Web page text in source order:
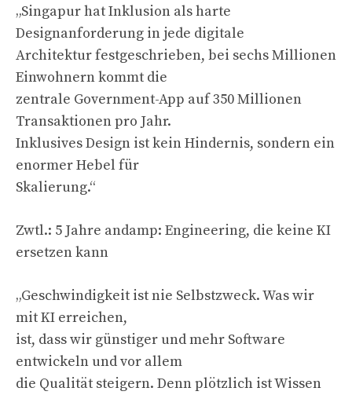
„Singapur hat Inklusion als harte
Designanforderung in jede digitale
Architektur festgeschrieben, bei sechs Millionen
Einwohnern kommt die
zentrale Government-App auf 350 Millionen
Transaktionen pro Jahr.
Inklusives Design ist kein Hindernis, sondern ein
enormer Hebel für
Skalierung.“
Zwtl.: 5 Jahre andamp: Engineering, die keine KI
ersetzen kann
„Geschwindigkeit ist nie Selbstzweck. Was wir
mit KI erreichen,
ist, dass wir günstiger und mehr Software
entwickeln und vor allem
die Qualität steigern. Denn plötzlich ist Wissen